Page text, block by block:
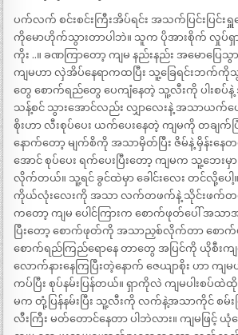
ပက်လက် စင်းစင်းကြီးအိပ်ရင်း အသက်ပြင်းပြင်
ကိုမောဟိုက်သွားတာပါဘဲ။ သူက ပိုအားစိုက် လှုပ်ရှာ
ကိုး ..။ ခဏကြာတော့ ကျမ နည်းနည်း အမောပြေသွ
ကျမဟာ လှဲအိပ်နေရာကထပြီး သူ့ခြေရင်းဘက်
တွေ စောက်ရည်တွေ ပေကျံနေတဲ့ သူ့လီးကို ပါးစပ်
သန့်စင် သွားအောင်လည်း လျှာလေးနဲ့ အသာယက်
စိုးဟာ လီးစုပ်ပေး ယက်ပေးနေတဲ့ ကျမကို တချက်ပ
နောက်တော့ မျက်စိကို အသာမှိတ်ပြီး ဇိမ်နဲ့ မှိန်းန
အောင် စုပ်ပေး ရက်ပေးပြီးတော့ ကျမက သူ့ဘေးမှ
လိုက်တယ်။ သူ့ရင် ခွင်ထဲမှာ ခေါင်းလေး တင်လို့ပေါ့။
ကိုယ်လုံးလေးကို အသာ လက်တဖက်နဲ့ သိုင်းဖက်
ကတော့ ကျမ ပေါင်ကြားက စောက်ဖုတ်ပေါ် အသ
ပြီးတော့ စောက်ဖုတ်ကို အသာညှစ်လိုက်တာ စေ
စောက်ရည်ကြည်ရောနေ တာတွေ အပြင်ကို ယိုစီးက
လောက်နားနေကြပြီးတဲ့နောက် ဇေယျာစိုး ဟာ ကျမ
ကပ်ပြီး စုပ်နမ်းပြန်တယ်။ ရှာကိုလဲ ကျမပါးစပ်
မက တုံ့ပြန်နမ်းပြီး သူ့လီးကို လက်နဲ့အသာကိုင် စမ်
လီးကြီး မတ်တောင်နေတာ ပါဘဲလား။ ကျမဖြင့်